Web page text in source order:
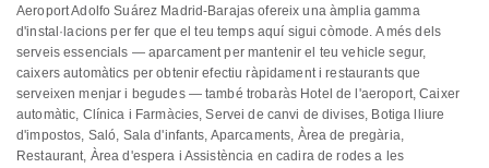
Aeroport Adolfo Suárez Madrid-Barajas ofereix una àmplia gamma
d'instal·lacions per fer que el teu temps aquí sigui còmode. A més dels
serveis essencials — aparcament per mantenir el teu vehicle segur,
caixers automàtics per obtenir efectiu ràpidament i restaurants que
serveixen menjar i begudes — també trobaràs Hotel de l'aeroport, Caixer
automàtic, Clínica i Farmàcies, Servei de canvi de divises, Botiga lliure
d'impostos, Saló, Sala d'infants, Aparcaments, Àrea de pregària,
Restaurant, Àrea d'espera i Assistència en cadira de rodes a les